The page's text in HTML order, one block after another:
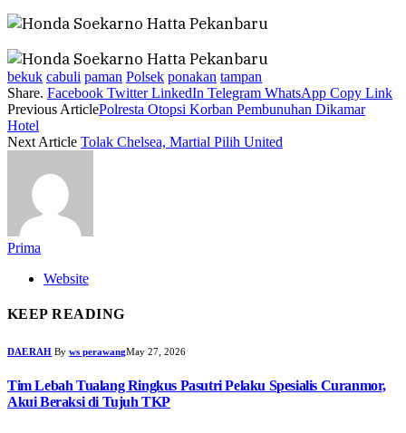
bekuk cabuli paman Polsek ponakan tampan
Share. Facebook Twitter LinkedIn Telegram WhatsApp Copy Link
Previous ArticlePolresta Otopsi Korban Pembunuhan Dikamar
Hotel
Next Article Tolak Chelsea, Martial Pilih United
Prima
Website
KEEP READING
DAERAH By ws perawangMay 27, 2026
Tim Lebah Tualang Ringkus Pasutri Pelaku Spesialis Curanmor,
Akui Beraksi di Tujuh TKP